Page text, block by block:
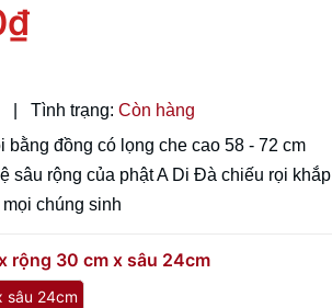
Tình trạng: Còn hàng
đồng có lọng che cao 58 - 72 cm
sâu rộng của phật A Di Đà chiếu rọi khắp
chúng sinh
rộng 30 cm x sâu 24cm
sâu 24cm